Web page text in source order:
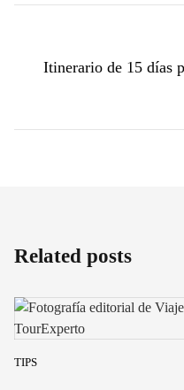
Itinerario de 15 días
Related posts
TIPS